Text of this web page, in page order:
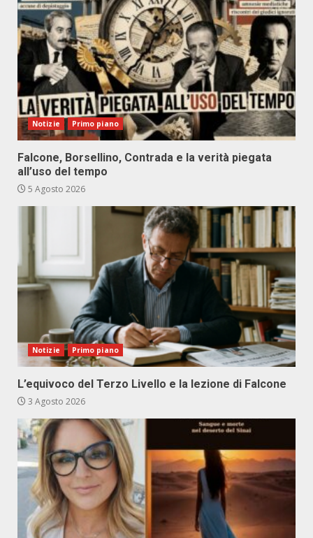
Notizie Primo piano
Falcone, Borsellino, Contrada e la verità piegata
all’uso del tempo
5 Agosto 2026
Notizie Primo piano
L’equivoco del Terzo Livello e la lezione di Falcone
3 Agosto 2026